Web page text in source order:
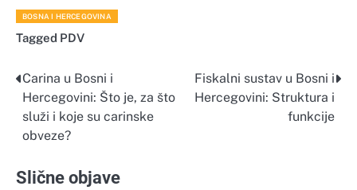
BOSNA I HERCEGOVINA
Tagged PDV
Navigacija
objava
Carina u Bosni i
Hercegovini: Što je, za što
služi i koje su carinske
obveze?
Fiskalni sustav u Bosni i
Hercegovini: Struktura i
funkcije
Slične objave